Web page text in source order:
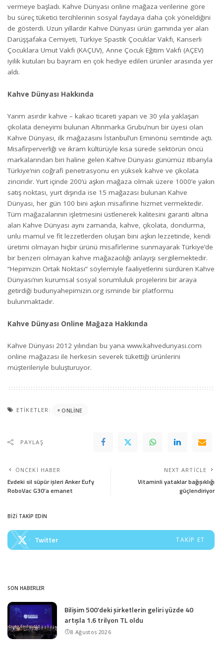
vermeye başladı. Kahve Dünyası online mağaza verilerine göre
bu süreç tüketici tercihlerinin sosyal faydaya daha çok yöneldiğini
de gösterdi. Uzun yıllardır Kahve Dünyası ürün gamında yer alan
Darüşşafaka Cemiyeti, Türkiye Spastik Çocuklar Vakfı, Kanserli
Çocuklara Umut Vakfı (KAÇUV), Anne Çocuk Eğitim Vakfı (AÇEV)
iyilik kutuları bu bayram en çok hediye edilen ürünler arasında yer
aldı.
Kahve Dünyası Hakkında
Yarım asırdır kahve – kakao ticareti yapan ve 30 yıla yaklaşan
çikolata deneyimi bulunan Altınmarka Grubu’nun bir üyesi olan
Kahve Dünyası, ilk mağazasını İstanbul’un Eminönü semtinde açtı.
Misafirperverliği ve ikram kültürüyle kısa sürede sektörün öncü
markalarından biri haline gelen Kahve Dünyası günümüz itibarıyla
Türkiye’nin coğrafi penetrasyonu en yüksek kahve ve çikolata
zinciridir. Yurt içinde 200’ü aşkın mağaza olmak üzere 1000’e yakın
satış noktası, yurt dışında ise 15 mağazası bulunan Kahve
Dünyası, her gün 100 bini aşkın misafirine hizmet vermektedir.
Tüm mağazalarının işletmesini üstlenerek kalitesini garanti altına
alan Kahve Dünyası aynı zamanda, kahve, çikolata, dondurma,
unlu mamul ve fit lezzetlerden oluşan bini aşkın lezzetinde, kendi
üretimi olmayan hiçbir ürünü misafirlerine sunmayarak Türkiye’de
bir benzeri olmayan kahve mağazacılığı anlayışı sergilemektedir.
“Hepimizin Ortak Noktası” söylemiyle faaliyetlerini sürdüren Kahve
Dünyası’nın kurumsal sosyal sorumluluk projelerini bir araya
getirdiği budunyahepimizin.org isminde bir platformu
bulunmaktadır.
Kahve Dünyası Online Mağaza Hakkında
Kahve Dünyası 2012 yılından bu yana www.kahvedunyasi.com
online mağazası ile herkesin severek tükettiği ürünlerini
müşterileriyle buluşturuyor.
ETIKETLER: ONLINE
PAYLAŞ
ÖNCEKI HABER
Evdeki sil süpür işleri Anker Eufy
RoboVac G30’a emanet
NEXT ARTICLE
Vitaminli yataklar bağışıklığı
güçlendiriyor
BİZİ TAKİP EDİN
Twitter TAKIP ET
SON HABERLER
Bilişim 500’deki şirketlerin geliri yüzde 40
artışla 1.6 trilyon TL oldu
8 Ağustos 2026